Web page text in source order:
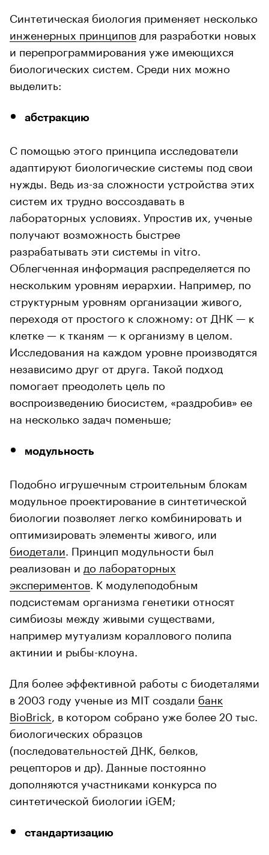
Синтетическая биология применяет несколько
инженерных принципов для разработки новых
и перепрограммирования уже имеющихся
биологических систем. Среди них можно
выделить:
абстракцию
С помощью этого принципа исследователи
адаптируют биологические системы под свои
нужды. Ведь из-за сложности устройства этих
систем их трудно воссоздавать в
лабораторных условиях. Упростив их, ученые
получают возможность быстрее
разрабатывать эти системы in vitro.
Облегченная информация распределяется по
нескольким уровням иерархии. Например, по
структурным уровням организации живого,
переходя от простого к сложному: от ДНК — к
клетке — к тканям — к организму в целом.
Исследования на каждом уровне производятся
независимо друг от друга. Такой подход
помогает преодолеть цель по
воспроизведению биосистем, «раздробив» ее
на несколько задач поменьше;
модульность
Подобно игрушечным строительным блокам
модульное проектирование в синтетической
биологии позволяет легко комбинировать и
оптимизировать элементы живого, или
биодетали . Принцип модульности был
реализован и до лабораторных
экспериментов . К модулеподобным
подсистемам организма генетики относят
симбиозы между живыми существами,
например мутуализм кораллового полипа
актинии и рыбы-клоуна.
Для более эффективной работы с биодеталями
в 2003 году ученые из MIT создали банк
BioBrick , в котором собрано уже более 20 тыс.
биологических образцов
(последовательностей ДНК, белков,
рецепторов и др). Данные постоянно
дополняются участниками конкурса по
синтетической биологии iGEM;
стандартизацию